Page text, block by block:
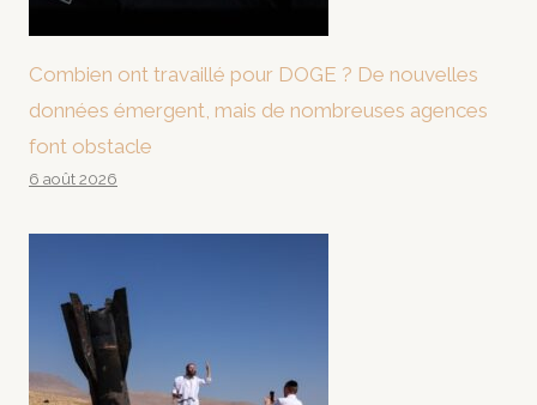
Combien ont travaillé pour DOGE ? De nouvelles
données émergent, mais de nombreuses agences
font obstacle
6 août 2026